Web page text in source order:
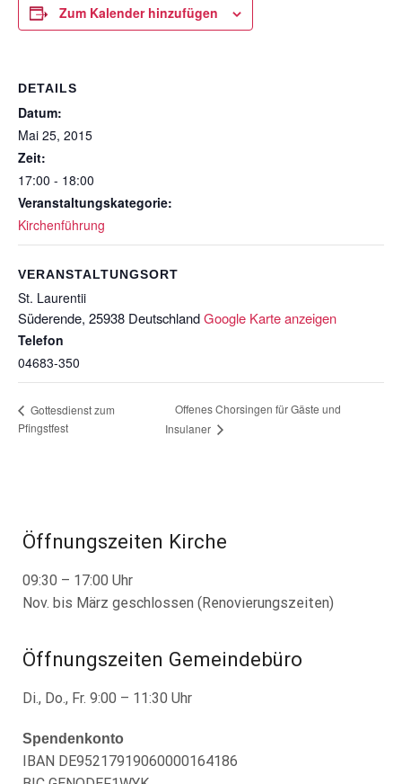
Zum Kalender hinzufügen
DETAILS
Datum:
Mai 25, 2015
Zeit:
17:00 - 18:00
Veranstaltungskategorie:
Kirchenführung
VERANSTALTUNGSORT
St. Laurentii
Süderende, 25938 DeutschlandGoogle Karte anzeigen
Telefon
04683-350
Gottesdienst zum
Pfingstfest
Offenes Chorsingen für Gäste und
Insulaner
Öffnungszeiten Kirche
09:30 – 17:00 Uhr
Nov. bis März geschlossen (Renovierungszeiten)
Öffnungszeiten Gemeindebüro
Di., Do., Fr. 9:00 – 11:30 Uhr
Spendenkonto
IBAN DE95217919060000164186